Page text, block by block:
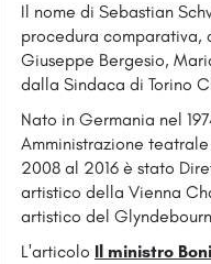
Il nome di Sebastian
procedura comparativa,
Giuseppe Bergesio,
dalla Sindaca di Torino
Nato in Germania nel
Amministrazione
2008 al 2016 è stato
artistico della Vienna
artistico del
L'articolo Il ministro